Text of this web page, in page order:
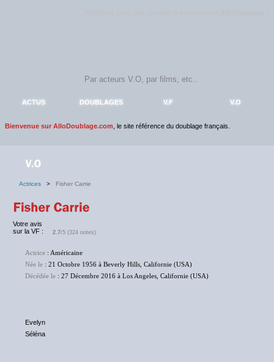
ACTUS DOUBLAGES V.F V.O
Bienvenue sur AlloDoublage.com , le site référence du doublage français.
Actrices > Fisher Carrie
Votre avis
sur la VF :
2.7/5 (324 notes)
Actrice : Américaine
Née le : 21 Octobre 1956 à Beverly Hills, Californie (USA)
Décédée le : 27 Décembre 2016 à Los Angeles, Californie (USA)
Evelyn
Séléna